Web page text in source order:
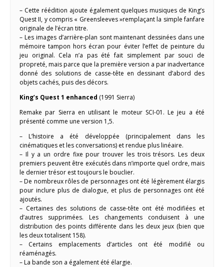
– Cette réédition ajoute également quelques musiques de King’s
Quest II, y compris « Greensleeves »remplaçant la simple fanfare
originale de l’écran titre.
– Les images d’arrière-plan sont maintenant dessinées dans une
mémoire tampon hors écran pour éviter l’effet de peinture du
jeu original. Cela n’a pas été fait simplement par souci de
propreté, mais parce que la première version a par inadvertance
donné des solutions de casse-tête en dessinant d’abord des
objets cachés, puis des décors.
King’s Quest 1 enhanced (1991 Sierra)
Remake par Sierra en utilisant le moteur SCI-01. Le jeu a été
présenté comme une version 1,5.
– L’histoire a été développée (principalement dans les
cinématiques et les conversations) et rendue plus linéaire.
– Il y a un ordre fixe pour trouver les trois trésors. Les deux
premiers peuvent être exécutés dans n’importe quel ordre, mais
le dernier trésor est toujours le bouclier.
– De nombreux rôles de personnages ont été légèrement élargis
pour inclure plus de dialogue, et plus de personnages ont été
ajoutés.
– Certaines des solutions de casse-tête ont été modifiées et
d’autres supprimées. Les changements conduisent à une
distribution des points différente dans les deux jeux (bien que
les deux totalisent 158).
– Certains emplacements d’articles ont été modifié ou
réaménagés.
– La bande son a également été élargie.